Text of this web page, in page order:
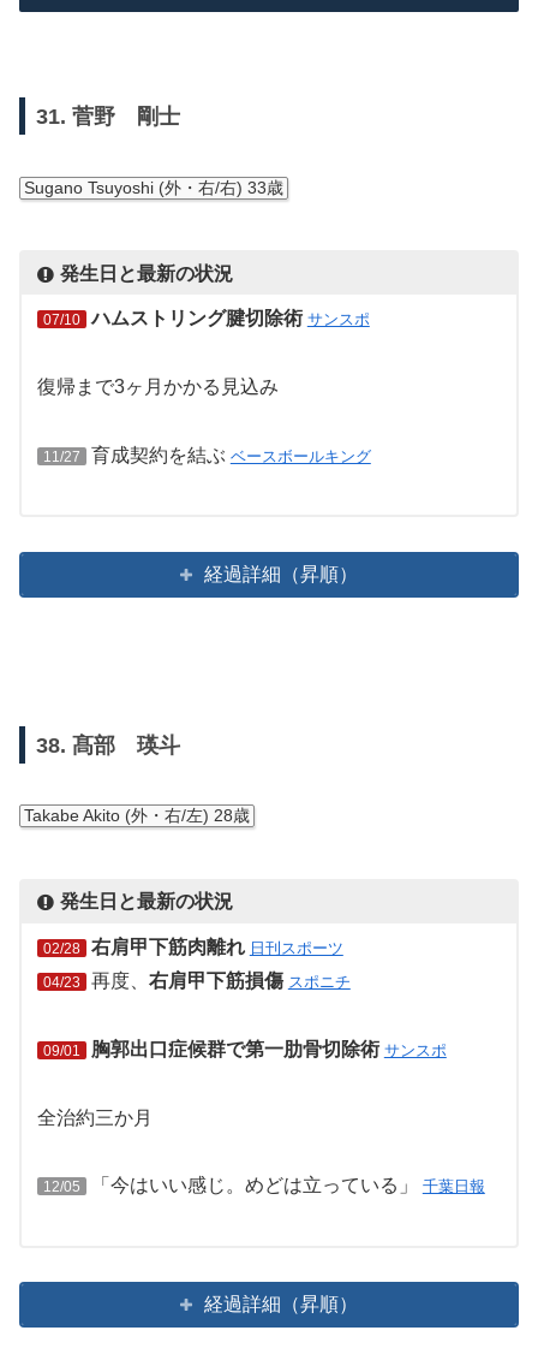
31. 菅野 剛士
Sugano Tsuyoshi (外・右/右) 33歳
発生日と最新の状況
07/10 ハムストリング腱切除術 サンスポ
復帰まで3ヶ月かかる見込み
11/27 育成契約を結ぶ ベースボールキング
経過詳細（昇順）
38. 髙部 瑛斗
Takabe Akito (外・右/左) 28歳
発生日と最新の状況
02/28 右肩甲下筋肉離れ 日刊スポーツ
04/23 再度、 右肩甲下筋損傷 スポニチ
09/01 胸郭出口症候群で第一肋骨切除術 サンスポ
全治約三か月
12/05 「今はいい感じ。めどは立っている」 千葉日報
経過詳細（昇順）